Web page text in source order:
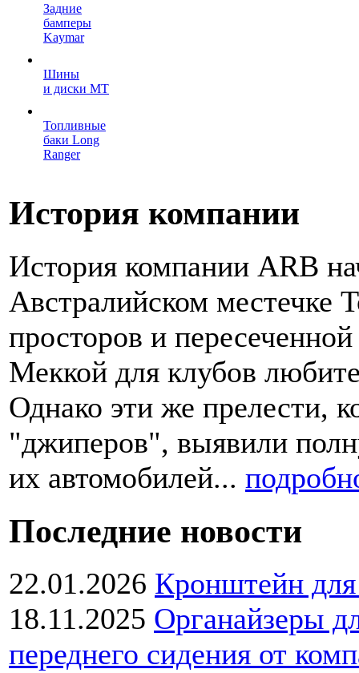
Задние
бамперы
Kaymar
Шины
и диски MT
Топливные
баки Long
Ranger
История компании
История компании ARB
Австралийском местечке
просторов и
Меккой для клубов
Однако эти же прелести,
"джиперов", выявили
их автомобилей...
Последние новости
22.01.2026 Кронштейн для
18.11.2025 Органайзеры
переднего сидения от